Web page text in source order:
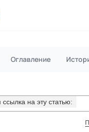
Оглавление
на эту статью: